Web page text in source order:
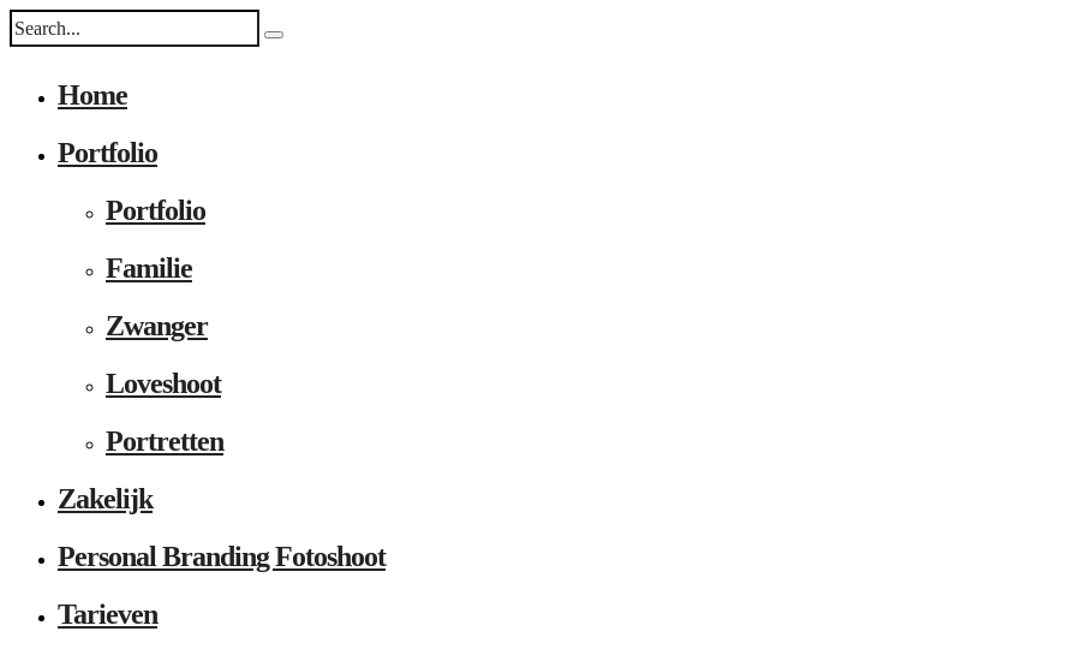
Home
Portfolio
Portfolio
Familie
Zwanger
Loveshoot
Portretten
Zakelijk
Personal Branding Fotoshoot
Tarieven